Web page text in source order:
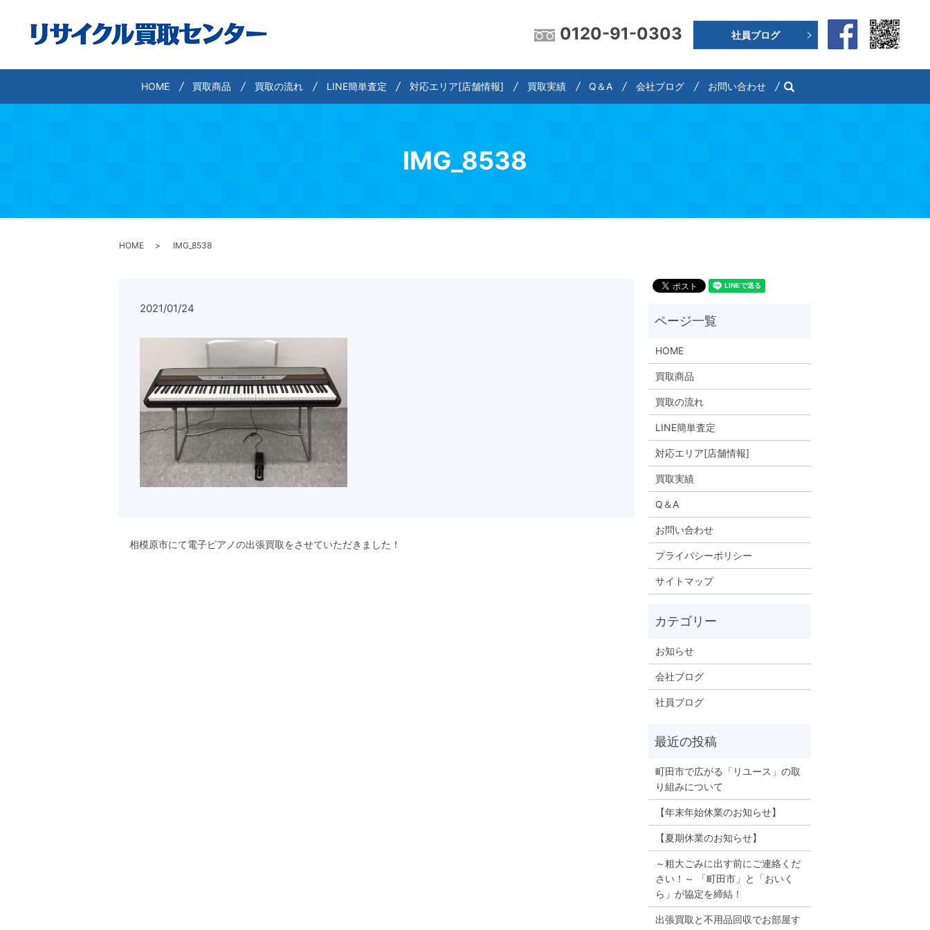
0120-91-0303
HOME 買取商品 買取の流れ LINE簡単査定 対応エリア[店舗情報] 買取実績 Q＆A 会社ブログ
社員ブログ
お問い合わせ search
IMG_8538
HOME IMG_8538
2021/01/24
相模原市にて電子ピアノの出張買取をさせていただきました！
HOME
買取商品
買取の流れ
LINE簡単査定
対応エリア[店舗情報]
買取実績
Q＆A
お問い合わせ
プライバシーポリシー
サイトマップ
お知らせ
会社ブログ
社員ブログ
町田市で広がる「リユース」の取
り組みについて
【年末年始休業のお知らせ】
【夏期休業のお知らせ】
～粗大ごみに出す前にご連絡くだ
さい！～ 「町田市」と「おいく
ら」が協定を締結！
出張買取と不用品回収でお部屋す